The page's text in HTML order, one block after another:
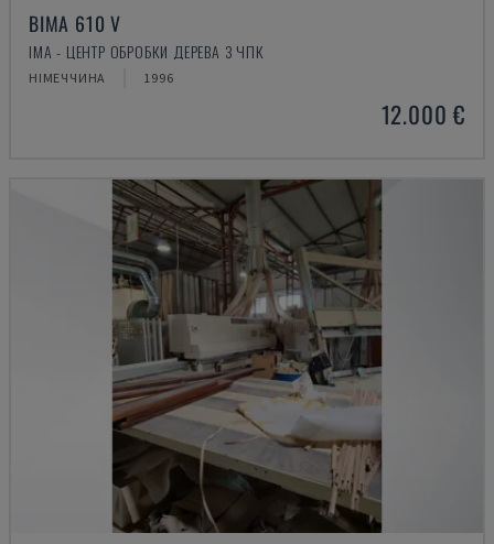
BIMA 610 V
IMA - ЦЕНТР ОБРОБКИ ДЕРЕВА З ЧПК
НІМЕЧЧИНА 1996
12.000 €